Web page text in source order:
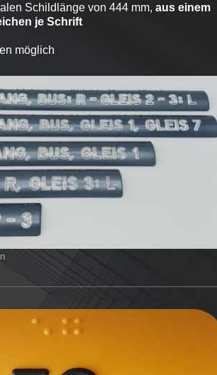
Schildlänge von 444 mm,aus einem
je Schrift
möglich